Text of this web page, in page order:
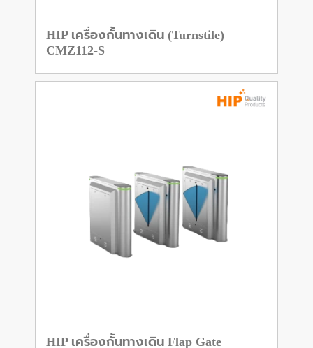
HIP เครื่องกั้นทางเดิน (Turnstile)
CMZ112-S
HIP เครื่องกั้นทางเดิน Flap Gate